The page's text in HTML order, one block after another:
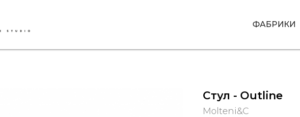
ФАБРИКИ
Стул - Outline
Molteni&C